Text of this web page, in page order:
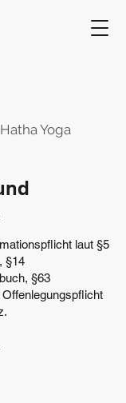
Yoga
laut §5
§14
§63